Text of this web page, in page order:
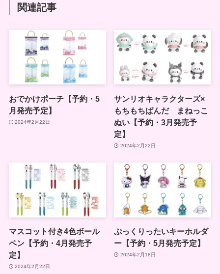
関連記事
おでかけポーチ【予約・5
月発売予定】
2024年2月22日
サンリオキャラクターズ×
もちもちぱんだ まねっこ
ぬい【予約・3月発売予
定】
2024年2月22日
マスコット付き4色ボール
ペン【予約・4月発売予
定】
2024年2月22日
ぷっくりったいキーホルダ
ー【予約・5月発売予定】
2024年2月18日